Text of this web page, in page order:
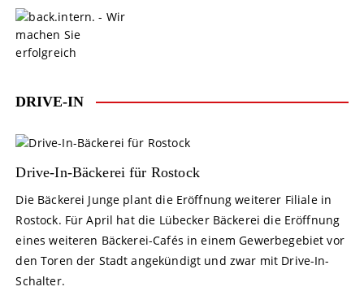
DRIVE-IN
Drive-In-Bäckerei für Rostock
Die Bäckerei Junge plant die Eröffnung weiterer Filiale in
Rostock. Für April hat die Lübecker Bäckerei die Eröffnung
eines weiteren Bäckerei-Cafés in einem Gewerbegebiet vor
den Toren der Stadt angekündigt und zwar mit Drive-In-
Schalter.